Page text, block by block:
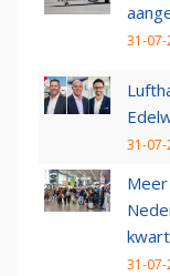
31-07-
31-07-
31-07-